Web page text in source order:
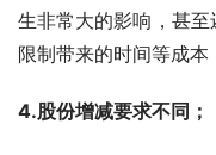
生非常大的影响，甚
限制带来的时间等成本
4.股份增减要求不同；